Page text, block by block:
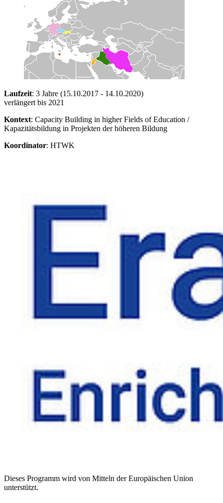
Laufzeit: 3 Jahre (15.10.2017 - 14.10.2020)
verlängert bis 2021
Kontext: Capacity Building in higher Fields of Education /
Kapazitätsbildung in Projekten der höheren Bildung
Koordinator: HTWK
Dieses Programm wird von Mitteln der Europäischen Union
unterstützt.